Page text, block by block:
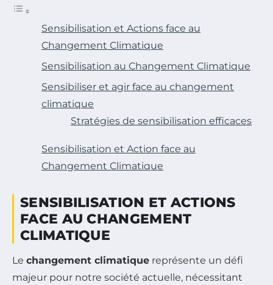
Sensibilisation et Actions face au
Changement Climatique
Sensibilisation au Changement Climatique
Sensibiliser et agir face au changement
climatique
Stratégies de sensibilisation efficaces
Sensibilisation et Action face au
Changement Climatique
SENSIBILISATION ET ACTIONS
FACE AU CHANGEMENT
CLIMATIQUE
Le changement climatique représente un défi
majeur pour notre société actuelle, nécessitant